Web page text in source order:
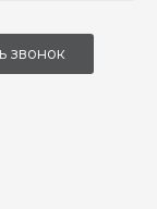
звонок